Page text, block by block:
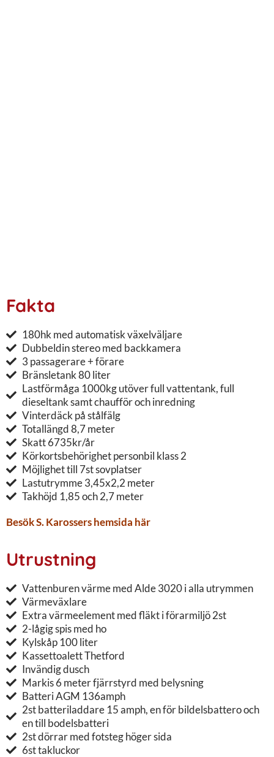
Fakta
180hk med automatisk växelväljare
Dubbeldin stereo med backkamera
3 passagerare + förare
Bränsletank 80 liter
Lastförmåga 1000kg utöver full vattentank, full
dieseltank samt chaufför och inredning
Vinterdäck på stålfälg
Totallängd 8,7 meter
Skatt 6735kr/år
Körkortsbehörighet personbil klass 2
Möjlighet till 7st sovplatser
Lastutrymme 3,45x2,2 meter
Takhöjd 1,85 och 2,7 meter
Besök S. Karossers hemsida här
Utrustning
Vattenburen värme med Alde 3020 i alla utrymmen
Värmeväxlare
Extra värmeelement med fläkt i förarmiljö 2st
2-lågig spis med ho
Kylskåp 100 liter
Kassettoalett Thetford
Invändig dusch
Markis 6 meter fjärrstyrd med belysning
Batteri AGM 136amph
2st batteriladdare 15 amph, en för bildelsbattero och
en till bodelsbatteri
2st dörrar med fotsteg höger sida
6st takluckor